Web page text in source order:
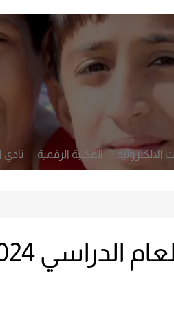
الالكترونية
الأسبوعية
المكتبة الرقمية نادي